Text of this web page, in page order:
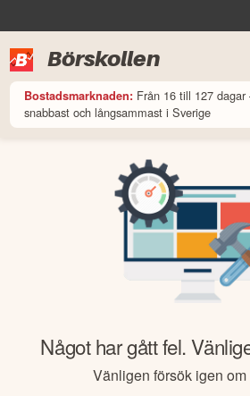
Börskollen
Bostadsmarknaden: Från 16 till 127
snabbast och långsammast i Sverige
Något har gått fel.
Vänligen försök igen om